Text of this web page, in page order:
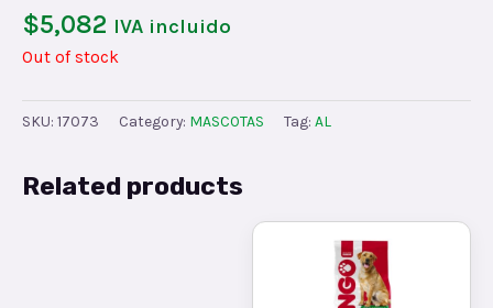
$5,082 IVA incluido
Out of stock
SKU: 17073 Category: MASCOTAS Tag: AL
Related products